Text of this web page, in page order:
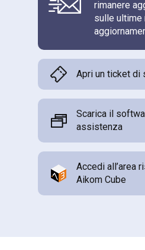
rimanere
sulle ultime
Apri un ticket di
Scarica il
assistenza
Accedi all’area
Aikom Cube